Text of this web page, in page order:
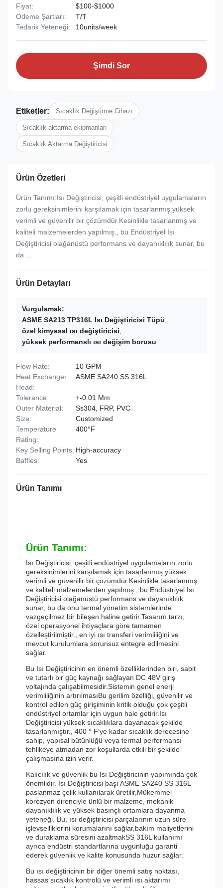
Fiyat:
$100-$1000
Ödeme Şartları:
T/T
Tedarik Yeteneği:
10units/week
Şimdi Sor
Etiketler: Sıcaklık Değiştirme Cihazı
Sıcaklık aktarma ekipmanları
Sıcaklık Aktarma Değiştiricisi
Ürün Özetleri
Ürün Tanımı:Isı Değiştiricisi, çeşitli endüstriyel uygulamaların
zorlu gereksinimlerini karşılamak için tasarlanmış yüksek
verimli ve güvenilir bir çözümdür.Kesinlikle tasarlanmış ve
kaliteli malzemelerden yapılmış., bu Endüstriyel Isı
Değiştiricisi olağanüstü performans ve dayanıklılık sunar, bu
da ...
Ürün Detayları
Vurgulamak:
ASME SA213 TP316L Isı Değiştiricisi Tüpü
özel kimyasal ısı değiştiricisi
yüksek performanslı ısı değişim borusu
Flow Rate:
10 GPM
Heat Exchanger
Head:
ASME SA240 SS 316L
Tolerance:
+-0.01 Mm
Outer Material:
Ss304, FRP, PVC
Size:
Customized
Temperature
Rating:
400°F
Key Selling Points: High-accuracy
Baffles:
Yes
Ürün Tanımı
Ürün Tanımı:
Isı Değiştiricisi, çeşitli endüstriyel uygulamaların zorlu
gereksinimlerini karşılamak için tasarlanmış yüksek
verimli ve güvenilir bir çözümdür.Kesinlikle tasarlanmış
ve kaliteli malzemelerden yapılmış., bu Endüstriyel Isı
Değiştiricisi olağanüstü performans ve dayanıklılık
sunar, bu da onu termal yönetim sistemlerinde
vazgeçilmez bir bileşen haline getirir.Tasarım tarzı,
özel operasyonel ihtiyaçlara göre tamamen
özelleştirilmiştir., en iyi ısı transferi verimliliğini ve
mevcut kurulumlara sorunsuz entegre edilmesini
sağlar.
Bu Isı Değiştiricinin en önemli özelliklerinden biri, sabit
ve tutarlı bir güç kaynağı sağlayan DC 48V giriş
voltajında çalışabilmesidir.Sistemin genel enerji
verimliliğinin artırılmasıBu gerilim özelliği, güvenilir ve
kontrol edilen güç girişiminin kritik olduğu çok çeşitli
endüstriyel ortamlar için uygun hale getirir.Isı
Değiştiricisi yüksek sıcaklıklara dayanacak şekilde
tasarlanmıştır., 400 ° F'ye kadar sıcaklık derecesine
sahip, yapısal bütünlüğü veya termal performansı
tehlikeye atmadan zor koşullarda etkili bir şekilde
çalışmasına izin verir.
Kalıcılık ve güvenlik bu Isı Değiştiricinin yapımında çok
önemlidir. Isı Değiştiricisi başı ASME SA240 SS 316L
paslanmaz çelik kullanılarak üretilir,Mükemmel
korozyon direnciyle ünlü bir malzeme, mekanik
dayanıklılık ve yüksek basınçlı ortamlara dayanma
yeteneği. Bu, ısı değiştiricisi parçalarının uzun süre
işlevselliklerini korumalarını sağlar,bakım maliyetlerini
ve duraklama süresini azaltmakSS 316L kullanımı
ayrıca endüstri standartlarına uygunluğu garanti
ederek güvenlik ve kalite konusunda huzur sağlar.
Bu ısı değiştiricinin bir diğer önemli satış noktası,
hassas sıcaklık kontrolü ve verimli ısı aktarımı